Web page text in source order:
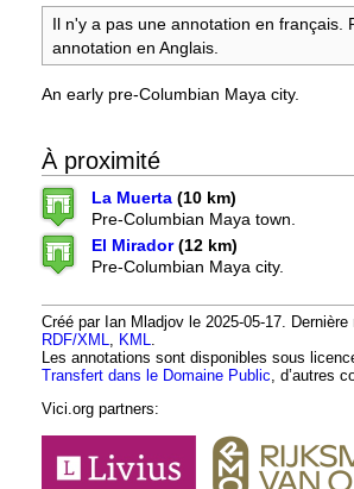
Il n'y a pas une annotation en français.
annotation en Anglais.
An early pre-Columbian Maya city.
À proximité
La Muerta (10 km)
Pre-Columbian Maya town.
El Mirador(12 km)
Pre-Columbian Maya city.
Créé par Ian Mladjov le 2025-05-17.
RDF/XML
KML
Les annotations sont disponibles sous
Transfert dans le Domaine Public , d’autres
Vici.org partners: